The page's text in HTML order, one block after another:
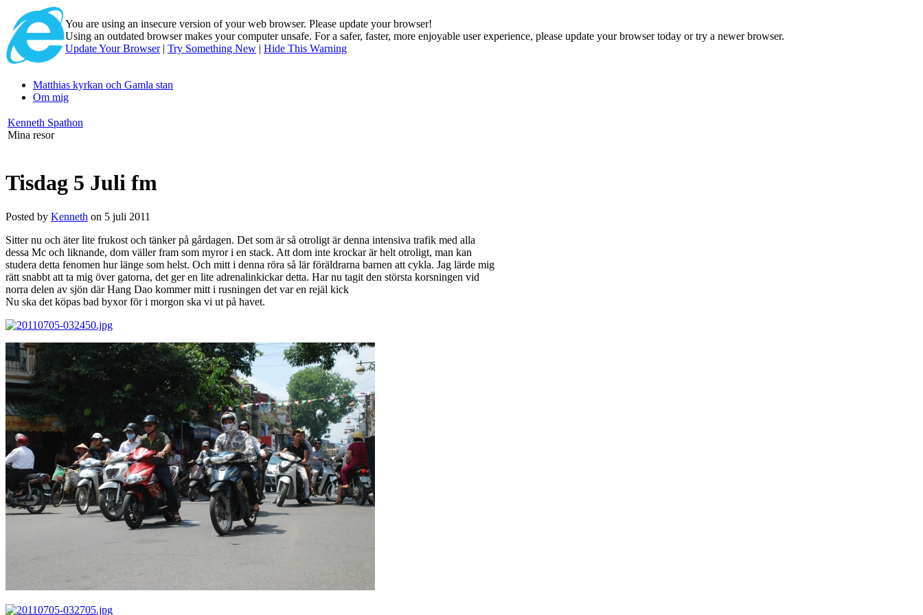
You are using an insecure version ofyour web browser. Please update your browser!
Using an outdated browser makes your computer unsafe. For a safer, faster, more enjoyable user experience, please update your browser today or try a newer browser.
Update Your Browser| Try Something New | Hide This Warning
Matthias kyrkan och Gamla stan
Om mig
Kenneth Spathon
Mina resor
Tisdag 5 Juli fm
Posted by Kenneth on 5 juli 2011
Sitter nu och äter lite frukost och tänker på gårdagen. Det som är så otroligt är denna intensiva trafik med alla
dessa Mc och liknande, dom väller fram som myror i en stack. Att dom inte krockar är helt otroligt, man kan
studera detta fenomen hur länge som helst. Och mitt i denna röra så lär föräldrarna barnen att cykla. Jag lärde mig
rätt snabbt att ta mig över gatorna, det ger en lite adrenalinkickar detta. Har nu tagit den största korsningen vid
norra delen av sjön där Hang Dao kommer mitt i rusningen det var en rejäl kick
Nu ska det köpas bad byxor för i morgon ska vi ut på havet.